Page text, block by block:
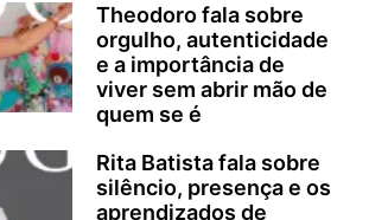
Theodoro fala sobre
orgulho, autenticidade
e a importância de
viver sem abrir mão de
quem se é
Rita Batista fala sobre
silêncio, presença e os
aprendizados de